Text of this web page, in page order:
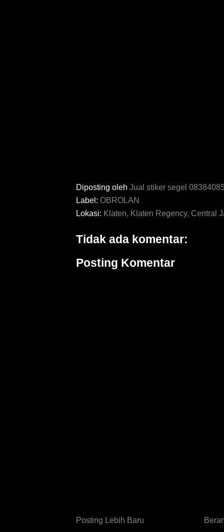
Diposting oleh Jual stiker segel
Label: OBROLAN
Lokasi: Klaten, Klaten Regency, Central
Tidak ada komentar:
Posting Komentar
Posting Lebih Baru